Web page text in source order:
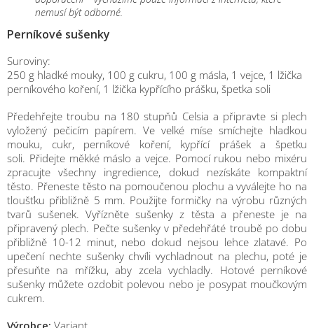
nemusí být odborné.
Perníkové sušenky
Suroviny:
250 g hladké mouky, 100 g cukru, 100 g másla, 1 vejce, 1 lžička
perníkového koření, 1 lžička kypřícího prášku, špetka soli
Předehřejte troubu na 180 stupňů Celsia a připravte si plech
vyložený pečicím papírem. Ve velké míse smíchejte hladkou
mouku, cukr, perníkové koření, kypřící prášek a špetku
soli. Přidejte měkké máslo a vejce. Pomocí rukou nebo mixéru
zpracujte všechny ingredience, dokud nezískáte kompaktní
těsto. Přeneste těsto na pomoučenou plochu a vyválejte ho na
tloušťku přibližně 5 mm. Použijte formičky na výrobu různých
tvarů sušenek. Vyřízněte sušenky z těsta a přeneste je na
připravený plech. Pečte sušenky v předehřáté troubě po dobu
přibližně 10-12 minut, nebo dokud nejsou lehce zlatavé. Po
upečení nechte sušenky chvíli vychladnout na plechu, poté je
přesuňte na mřížku, aby zcela vychladly. Hotové perníkové
sušenky můžete ozdobit polevou nebo je posypat moučkovým
cukrem.
Výrobce: Variant